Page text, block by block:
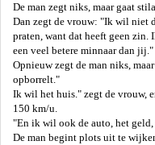
De man zegt niks, maar gaat
Dan zegt de vrouw: "Ik wil niet
praten, want dat heeft geen zin.
een veel betere minnaar dan jij."
Opnieuw zegt de man niks,
opborrelt."
Ik wil het huis." zegt de vrouw,
150 km/u.
"En ik wil ook de auto, het
De man begint plots uit te